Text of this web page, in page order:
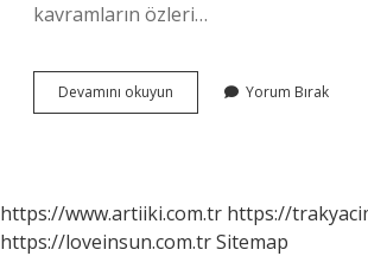
kavramların özleri…
Devamını okuyun Kavramcılık
Yaklaşımı
Yorum Bırak
https://www.artiiki.com.tr https://
https://loveinsun.com.trSitemap